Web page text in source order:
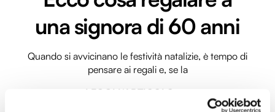
una signora di 60 anni
Quando si avvicinano le festività natalizie, è tempo di
pensare ai regali e, se la
LEGGI L'ARTICOLO